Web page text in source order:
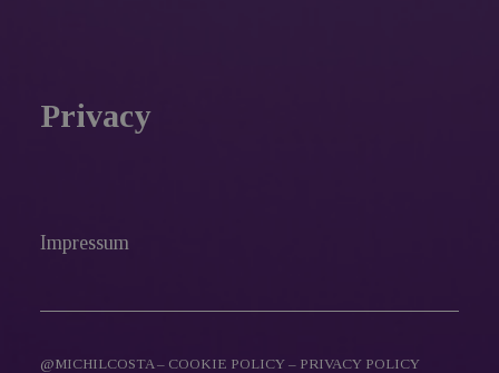
Privacy
Impressum
@MICHILCOSTA – COOKIE POLICY – PRIVACY POLICY